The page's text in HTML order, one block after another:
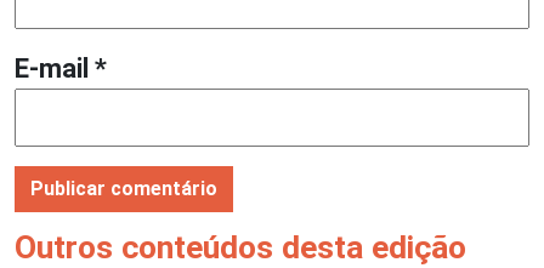
E-mail *
Outros conteúdos desta edição